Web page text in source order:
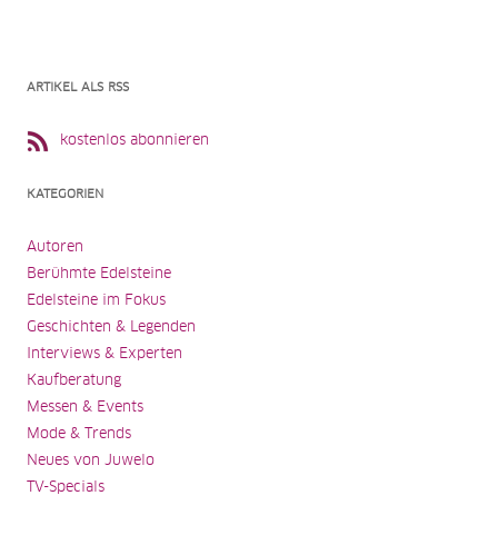
ARTIKEL ALS RSS
kostenlos abonnieren
KATEGORIEN
Autoren
Berühmte Edelsteine
Edelsteine im Fokus
Geschichten & Legenden
Interviews & Experten
Kaufberatung
Messen & Events
Mode & Trends
Neues von Juwelo
TV-Specials